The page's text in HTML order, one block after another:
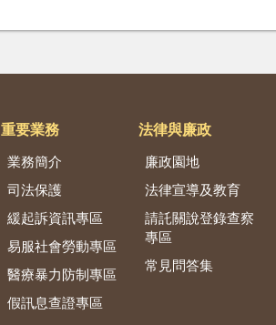
重要業務
業務簡介
司法保護
緩起訴資訊專區
易服社會勞動專區
醫療暴力防制專區
假訊息查證專區
法律與廉政
廉政園地
法律宣導及教育
請託關說登錄查察
專區
常見問答集